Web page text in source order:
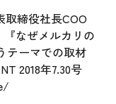
取締役社長COO
なぜメルカリの
テーマでの取材
2018年7.30号